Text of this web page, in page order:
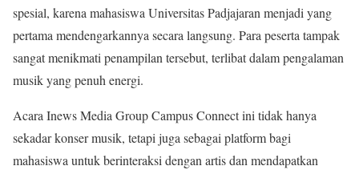
spesial, karena mahasiswa Universitas Padjajaran menjadi yang
pertama mendengarkannya secara langsung. Para peserta tampak
sangat menikmati penampilan tersebut, terlibat dalam pengalaman
musik yang penuh energi.
Acara Inews Media Group Campus Connect ini tidak hanya
sekadar konser musik, tetapi juga sebagai platform bagi
mahasiswa untuk berinteraksi dengan artis dan mendapatkan